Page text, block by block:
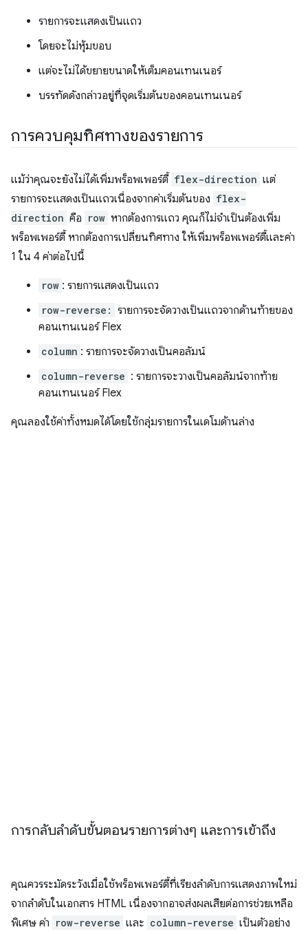
รายการจะแสดงเป็นแถว
โดยจะไม่หุ้มขอบ
แต่จะไม่ได้ขยายขนาดให้เต็มคอนเทนเนอร์
บรรทัดดังกล่าวอยู่ที่จุดเริ่มต้นของคอนเทนเนอร์
การควบคุมทิศทางของรายการ
แม้ว่าคุณจะยังไม่ได้เพิ่มพร็อพเพอร์ตี้ flex-direction แต่
รายการจะแสดงเป็นแถวเนื่องจากค่าเริ่มต้นของ flex-
direction คือ row หากต้องการแถว คุณก็ไม่จําเป็นต้องเพิ่ม
พร็อพเพอร์ตี้ หากต้องการเปลี่ยนทิศทาง ให้เพิ่มพร็อพเพอร์ตี้และค่า
1 ใน 4 ค่าต่อไปนี้
row : รายการแสดงเป็นแถว
row-reverse: รายการจะจัดวางเป็นแถวจากด้านท้ายของ
คอนเทนเนอร์ Flex
column : รายการจะจัดวางเป็นคอลัมน์
column-reverse : รายการจะวางเป็นคอลัมน์จากท้าย
คอนเทนเนอร์ Flex
คุณลองใช้ค่าทั้งหมดได้โดยใช้กลุ่มรายการในเดโมด้านล่าง
การกลับลำดับขั้นตอนรายการต่างๆ และการเข้าถึง
คุณควรระมัดระวังเมื่อใช้พร็อพเพอร์ตี้ที่เรียงลำดับการแสดงภาพใหม่
จากลำดับในเอกสาร HTML เนื่องจากอาจส่งผลเสียต่อการช่วยเหลือ
พิเศษ ค่า row-reverse และ column-reverse เป็นตัวอย่าง